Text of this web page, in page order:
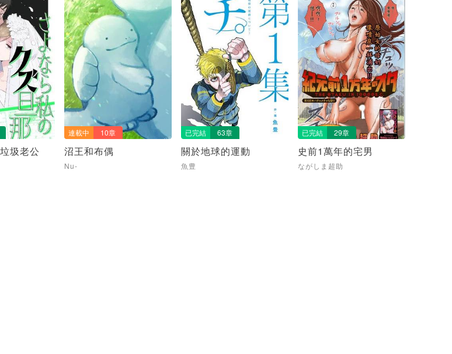
圾老公
連載中 10章
沼王和布偶
Nu-
已完結 63章
關於地球的運動
魚豊
已完結 29章
史前1萬年的宅男
ながしま超助